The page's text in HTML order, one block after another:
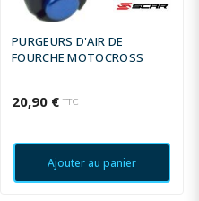
PURGEURS D'AIR DE
FOURCHE MOTOCROSS
20,90 € TTC
Ajouter au panier